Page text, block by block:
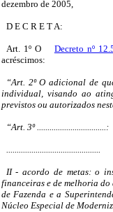
dezembro de 2005,
D E C R E T A:
Art. 1º O Decreto nº
acréscimos:
“Art. 2º O adicional de
individual, visando ao
previstos ou autorizados
“Art. 3º .................................:
.............................................
II - acordo de metas: o
financeiras e de melhoria
de Fazenda e a
Núcleo Especial de